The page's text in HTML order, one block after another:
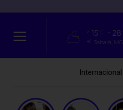
15 28
Sabará, MG
Internacional